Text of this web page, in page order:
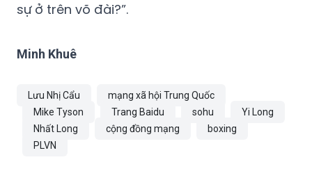
sự ở trên võ đài?”.
Minh Khuê
Lưu Nhị Cẩu
mạng xã hội Trung Quốc
Mike Tyson
Trang Baidu sohu
Yi Long
Nhất Long
cộng đồng mạng
boxing
PLVN